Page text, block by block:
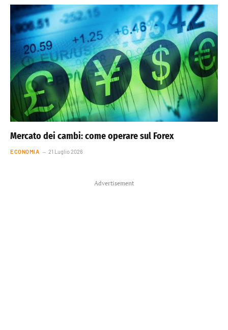
Mercato dei cambi: come operare sul Forex
ECONOMIA 21 Luglio 2026
Advertisement